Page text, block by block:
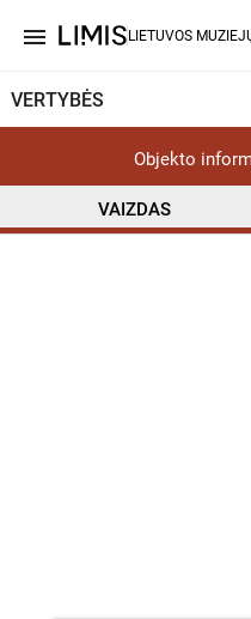
menu LIETUVOS
VERTYBĖS
Objekto
VAIZDAS
CC BY-NC-ND